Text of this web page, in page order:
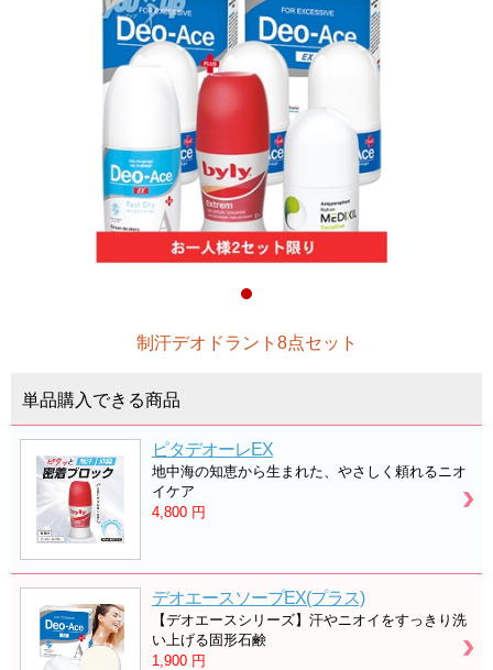
制汗デオドラント8点セット
単品購入できる商品
ピタデオーレEX
地中海の知恵から生まれた、やさしく頼れるニオ
イケア
4,800 円
デオエースソープEX(プラス)
【デオエースシリーズ】汗やニオイをすっきり洗
い上げる固形石鹸
1,900 円